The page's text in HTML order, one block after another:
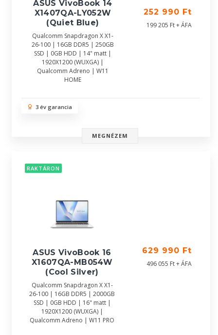
ASUS VivoBook 14
X1407QA-LY052W
(Quiet Blue)
Qualcomm Snapdragon X X1-
26-100 | 16GB DDR5 | 250GB
SSD | 0GB HDD | 14" matt |
1920X1200 (WUXGA) |
Qualcomm Adreno | W11
HOME
252 990 Ft
199 205 Ft + ÁFA
3 év garancia
MEGNÉZEM
RAKTÁRON
ASUS VivoBook 16
X1607QA-MB054W
(Cool Silver)
Qualcomm Snapdragon X X1-
26-100 | 16GB DDR5 | 2000GB
SSD | 0GB HDD | 16" matt |
1920X1200 (WUXGA) |
Qualcomm Adreno | W11 PRO
629 990 Ft
496 055 Ft + ÁFA